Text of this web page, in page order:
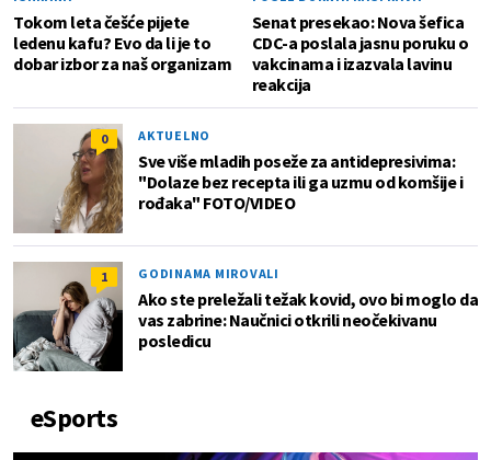
Tokom leta češće pijete
ledenu kafu? Evo da li je to
dobar izbor za naš organizam
Senat presekao: Nova šefica
CDC-a poslala jasnu poruku o
vakcinama i izazvala lavinu
reakcija
0 AKTUELNO
Sve više mladih poseže za antidepresivima:
"Dolaze bez recepta ili ga uzmu od komšije i
rođaka" FOTO/VIDEO
1 GODINAMA MIROVALI
Ako ste preležali težak kovid, ovo bi moglo da
vas zabrine: Naučnici otkrili neočekivanu
posledicu
eSports